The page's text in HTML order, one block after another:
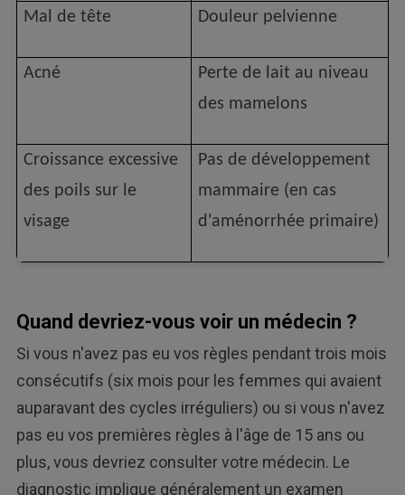
Mal de tête Douleur pelvienne
Acné
Perte de lait au niveau
des mamelons
Croissance excessive
des poils sur le
visage
Pas de développement
mammaire (en cas
d'aménorrhée primaire)
Quand devriez-vous voir un médecin ?
Si vous n'avez pas eu vos règles pendant trois mois
consécutifs (six mois pour les femmes qui avaient
auparavant des cycles irréguliers) ou si vous n'avez
pas eu vos premières règles à l'âge de 15 ans ou
plus, vous devriez consulter votre médecin. Le
diagnostic implique généralement un examen